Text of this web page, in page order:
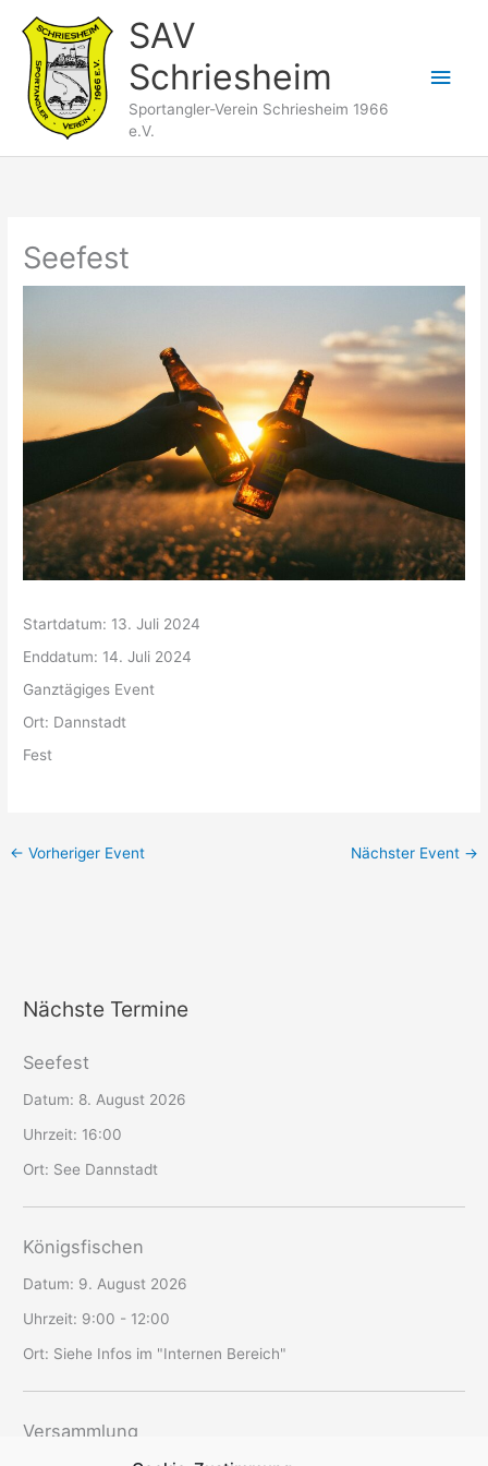
Inhalt
springen
SAV
Schriesheim
Sportangler-Verein Schriesheim 1966
e.V.
Seefest
Startdatum: 13. Juli 2024
Enddatum: 14. Juli 2024
Ganztägiges Event
Ort: Dannstadt
Fest
← Vorheriger Event Nächster Event →
Nächste Termine
Seefest
Datum: 8. August 2026
Uhrzeit: 16:00
Ort: See Dannstadt
Königsfischen
Datum: 9. August 2026
Uhrzeit: 9:00 - 12:00
Ort: Siehe Infos im "Internen Bereich"
Versammlung